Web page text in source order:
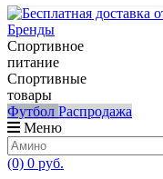
Бренды
Спортивное
питание
Спортивные
товары
Футбол Распродажа
Меню
(0) 0 руб.